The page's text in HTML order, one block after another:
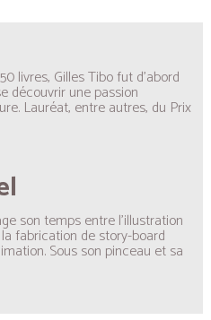
livres, Gilles Tibo fut d’abord
découvrir une passion
Lauréat, entre autres, du Prix
son temps entre l’illustration
fabrication de story-board
Sous son pinceau et sa